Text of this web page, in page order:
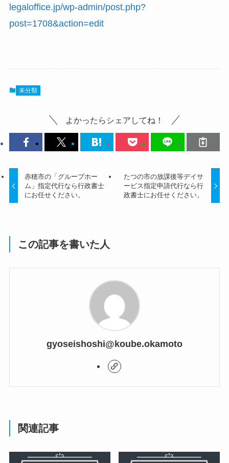
legaloffice.jp/wp-admin/post.php?
post=1708&action=edit
未分類
よかったらシェアしてね！
赤穂市の「グループホー
ム」指定代行なら行政書士
にお任せください。
たつの市の放課後等デイサ
ービス指定申請代行なら行
政書士にお任せください。
この記事を書いた人
gyoseishoshi@koube.okamoto
関連記事